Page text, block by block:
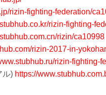
rizin-fighting-federation/
rizin-fighting-
rizin/ca10998
rizin-2017-in-
rizin-fighting-
ル) https://